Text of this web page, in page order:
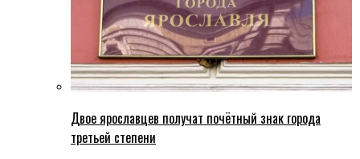
Двое ярославцев получат почётный знак города
третьей степени